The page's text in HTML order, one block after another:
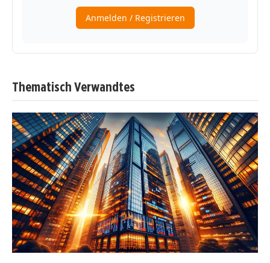
Thematisch Verwandtes